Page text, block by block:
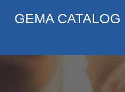
GEMA CATALOG